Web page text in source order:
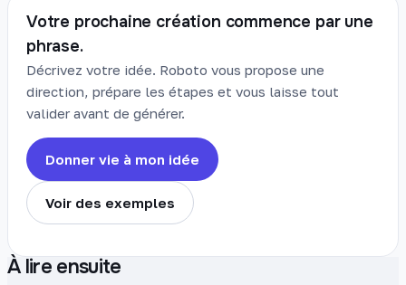
Votre prochaine création commence par une
phrase.
Décrivez votre idée. Roboto vous propose une
direction, prépare les étapes et vous laisse tout
valider avant de générer.
Donner vie à mon idée
Voir des exemples
À lire ensuite